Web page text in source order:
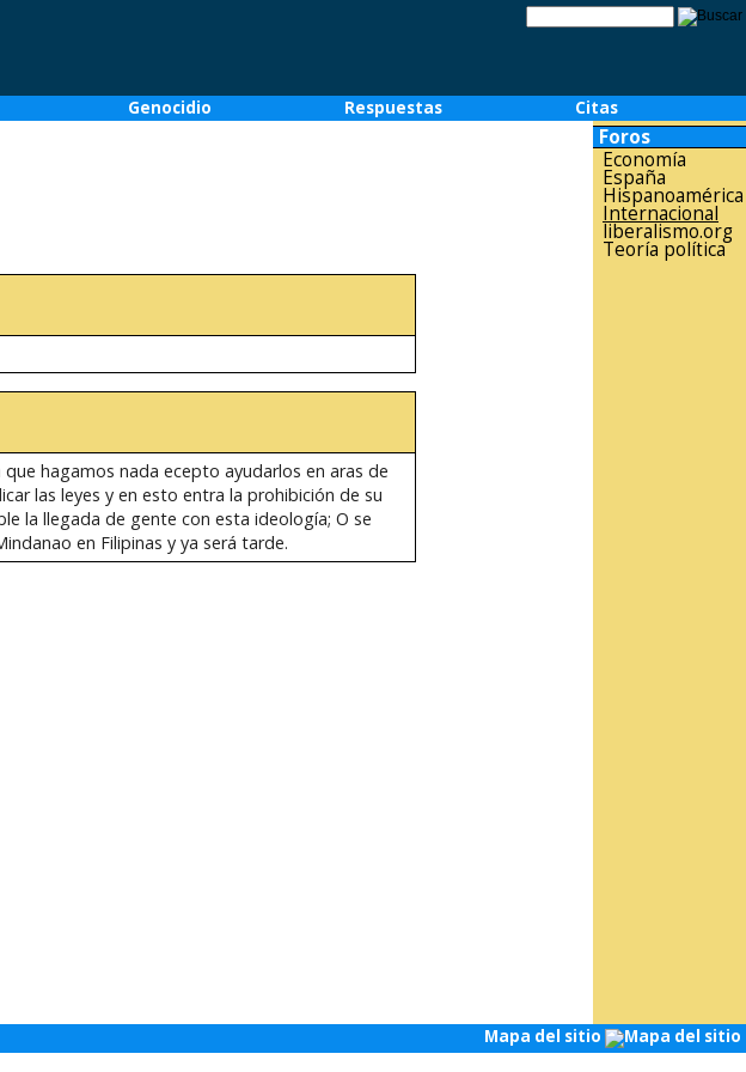
Genocidio Respuestas
Citas
hagamos nada ecepto ayudarlos en aras de
las leyes y en esto entra la prohibición de su
la llegada de gente con esta ideología; O se
en Filipinas y ya será tarde.
Foros
Economía
España
Hispanoamérica
Internacional
liberalismo.org
Teoría política
Mapa del sitio